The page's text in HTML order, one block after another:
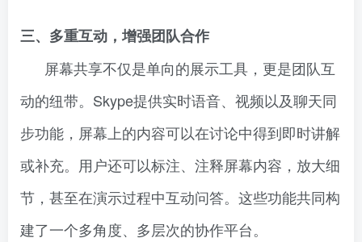
三、多重互动，增强团队合作
屏幕共享不仅是单向的展示工具，更是团队互
动的纽带。Skype提供实时语音、视频以及聊天同
步功能，屏幕上的内容可以在讨论中得到即时讲解
或补充。用户还可以标注、注释屏幕内容，放大细
节，甚至在演示过程中互动问答。这些功能共同构
建了一个多角度、多层次的协作平台。